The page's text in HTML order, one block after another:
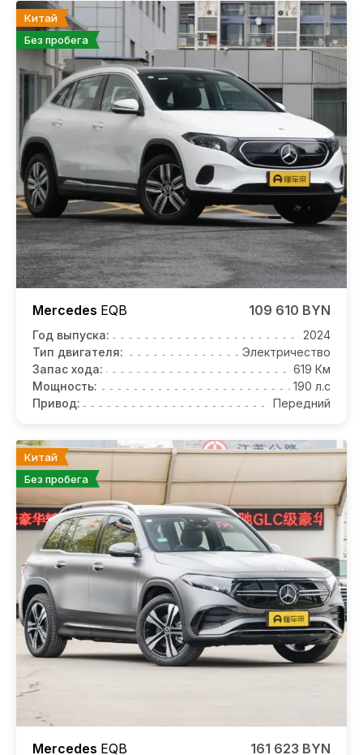
Китай
Без пробега
Mercedes EQB 109 610 BYN
Год выпуска:
2024
Тип двигателя:
Электричество
Запас хода:
619 Км
Мощность:
190 л.с
Привод:
Передний
Китай
Без пробега
Mercedes EQB 161 623 BYN